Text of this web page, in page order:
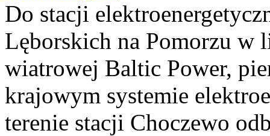
Do stacji
Lęborskich na Pomorzu w
wiatrowej Baltic Power,
krajowym systemie
terenie stacji Choczewo